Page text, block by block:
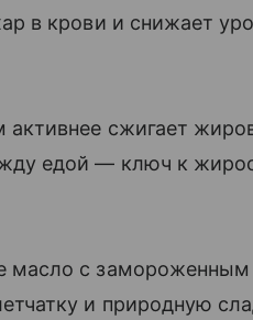
в крови и снижает
активнее сжигает
едой — ключ к
масло с
и природную